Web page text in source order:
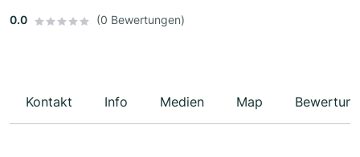
0.0 (0 Bewertungen)
Kontakt Info Medien Map